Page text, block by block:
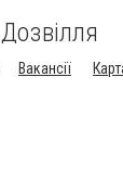
Дозвілля
Вакансії